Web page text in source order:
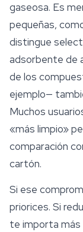
gaseosa. Es
pequeñas,
distingue
adsorbente de
de los
ejemplo—
Muchos
«más limpio»
comparación
cartón.
Si ese
priorices. Si
te importa más